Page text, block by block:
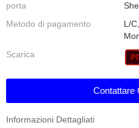
porta
Metodo di pagamento
L/
Scarica
Contattare
Informazioni Dettagliati